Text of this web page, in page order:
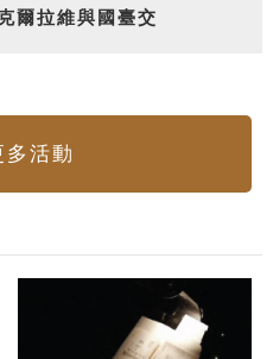
爾拉維與國臺交
多活動